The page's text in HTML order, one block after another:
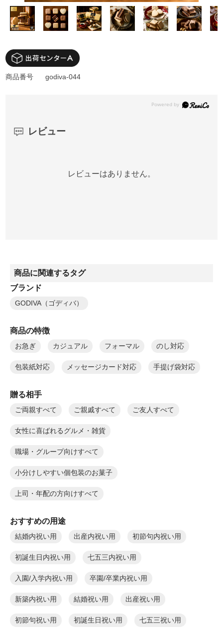
商品番号 godiva-044
レビュー
レビューはありません。
商品に関連するタグ
ブランド
GODIVA（ゴディバ）
商品の特徴
お急ぎ カジュアル フォーマル のし対応
包装紙対応 メッセージカード対応 手提げ袋対応
贈る相手
ご両親すべて ご親戚すべて ご友人すべて
女性に喜ばれるグルメ・雑貨
職場・グループ向けすべて
小分けしやすい個包装のお菓子
上司・年配の方向けすべて
おすすめの用途
結婚内祝い用 出産内祝い用 初節句内祝い用
初誕生日内祝い用 七五三内祝い用
入園/入学内祝い用 卒園/卒業内祝い用
新築内祝い用 結婚祝い用 出産祝い用
初節句祝い用 初誕生日祝い用 七五三祝い用